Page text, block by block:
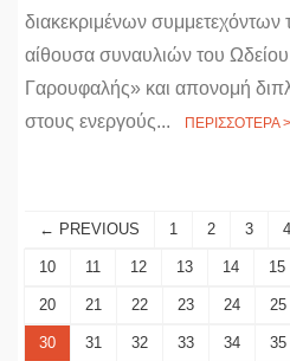
διακεκριμένων συμμετεχόντων
αίθουσα συναυλιών του
Γαρουφαλής» και απονομή
στους ενεργούς...
ΠΕΡΙΣΣΟΤΕΡΑ >
← PREVIOUS 1 2 3 4
10 11 12 13 14 15
20 21 22 23 24 25
30 31 32 33 34 35